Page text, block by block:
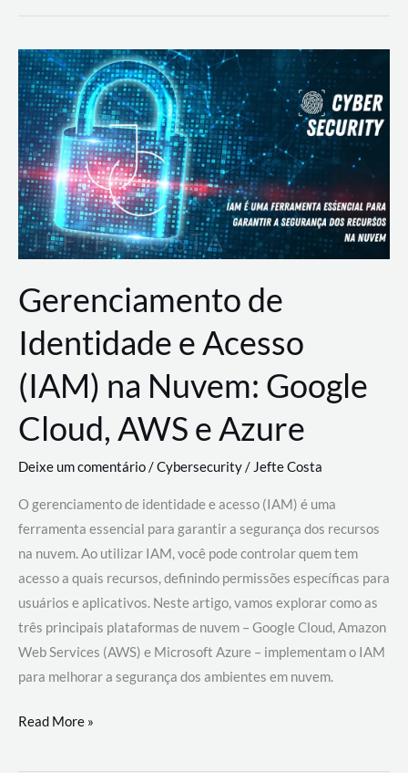
Prática:
Desenvolvimento,
Segurança
e
Operações
Gerenciamento de
Identidade e Acesso
(IAM) na Nuvem: Google
Cloud, AWS e Azure
Deixe um comentário/Cybersecurity/ Jefte Costa
O gerenciamento de identidade e acesso (IAM) é uma
ferramenta essencial para garantir a segurança dos recursos
na nuvem. Ao utilizar IAM, você pode controlar quem tem
acesso a quais recursos, definindo permissões específicas para
usuários e aplicativos. Neste artigo, vamos explorar como as
três principais plataformas de nuvem – Google Cloud, Amazon
Web Services (AWS) e Microsoft Azure – implementam o IAM
para melhorar a segurança dos ambientes em nuvem.
Gerenciamento
Read More »